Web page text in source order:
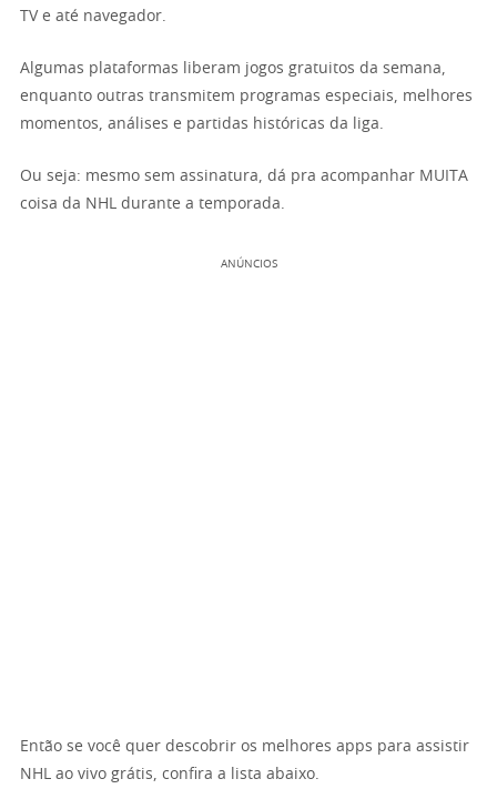
TV e até navegador.
Algumas plataformas liberam jogos gratuitos da semana,
enquanto outras transmitem programas especiais, melhores
momentos, análises e partidas históricas da liga.
Ou seja: mesmo sem assinatura, dá pra acompanhar MUITA
coisa da NHL durante a temporada.
ANÚNCIOS
Então se você quer descobrir os melhores apps para assistir
NHL ao vivo grátis, confira a lista abaixo.